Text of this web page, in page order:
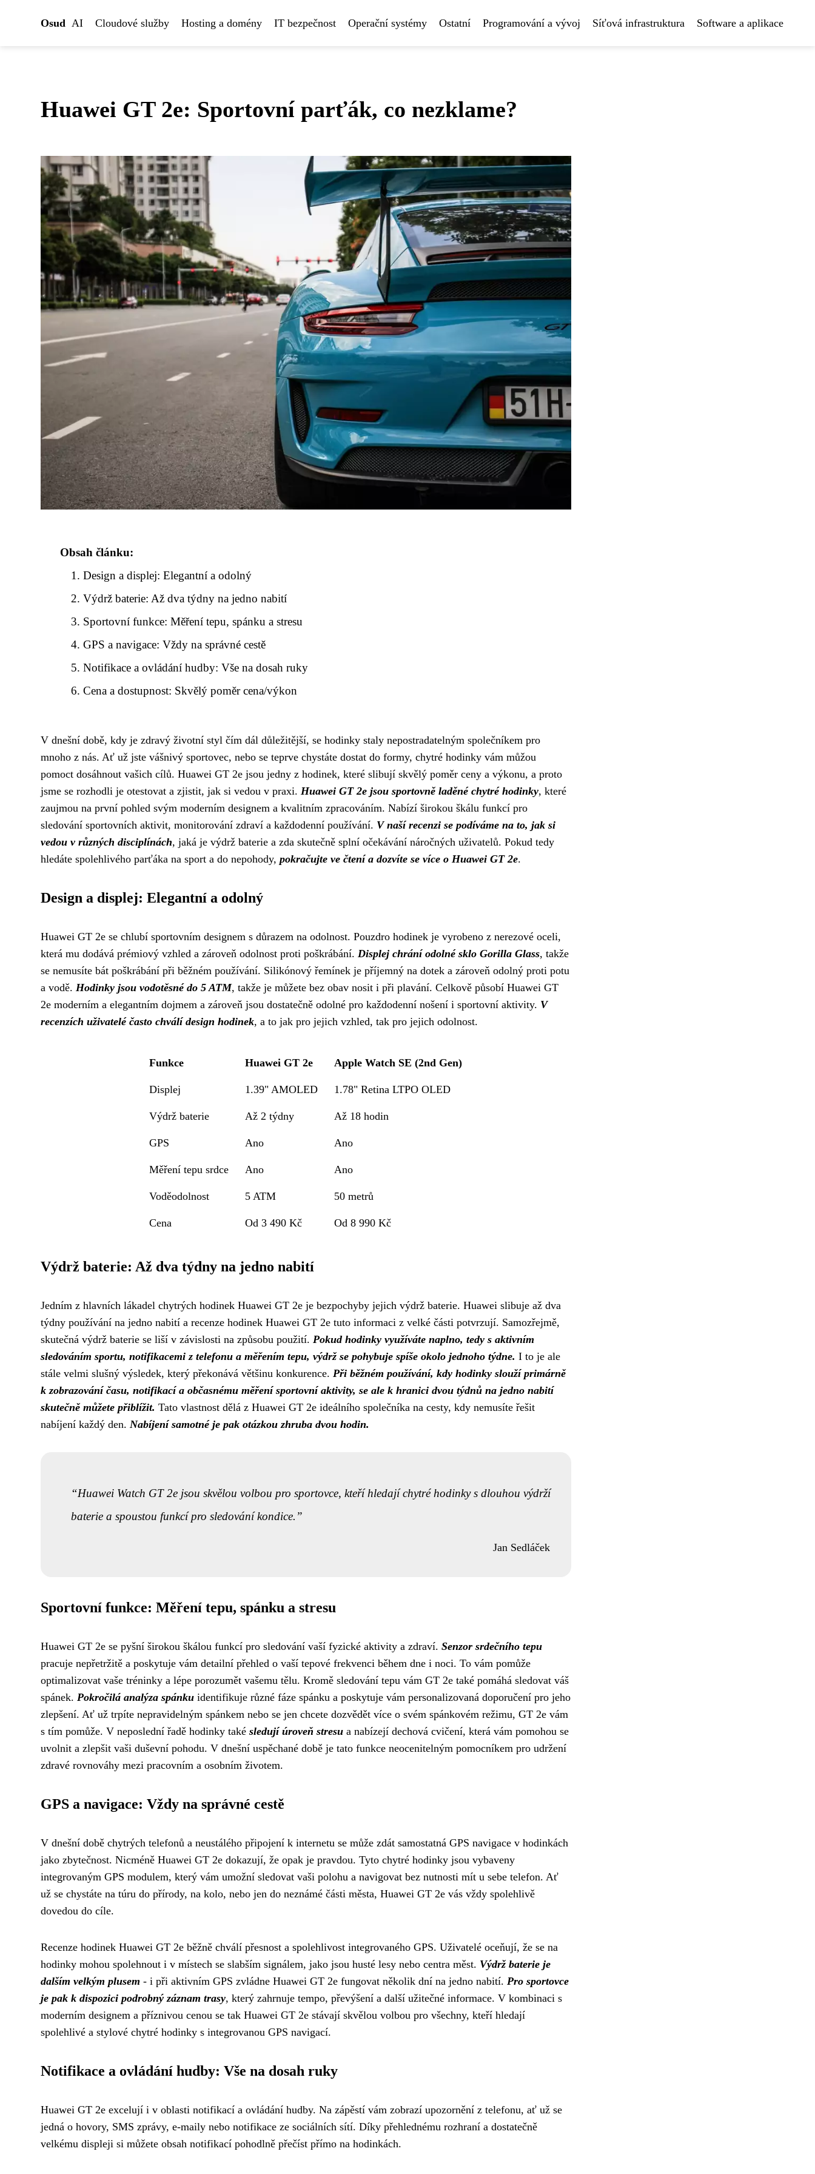
Osud AI Cloudové služby Hosting a domény IT bezpečnost Operační systémy Ostatní Programování a vývoj Síťová infrastruktura Software a aplikace
Huawei GT 2e: Sportovní parťák, co nezklame?
Obsah článku:
Design a displej: Elegantní a odolný
Výdrž baterie: Až dva týdny na jedno nabití
Sportovní funkce: Měření tepu, spánku a stresu
GPS a navigace: Vždy na správné cestě
Notifikace a ovládání hudby: Vše na dosah ruky
Cena a dostupnost: Skvělý poměr cena/výkon
V dnešní době, kdy je zdravý životní styl čím dál důležitější, se hodinky staly nepostradatelným společníkem pro
mnoho z nás. Ať už jste vášnivý sportovec, nebo se teprve chystáte dostat do formy, chytré hodinky vám můžou
pomoct dosáhnout vašich cílů. Huawei GT 2e jsou jedny z hodinek, které slibují skvělý poměr ceny a výkonu, a proto
jsme se rozhodli je otestovat a zjistit, jak si vedou v praxi. Huawei GT 2e jsou sportovně laděné chytré hodinky, které
zaujmou na první pohled svým moderním designem a kvalitním zpracováním. Nabízí širokou škálu funkcí pro
sledování sportovních aktivit, monitorování zdraví a každodenní používání. V naší recenzi se podíváme na to, jak si
vedou v různých disciplínách, jaká je výdrž baterie a zda skutečně splní očekávání náročných uživatelů. Pokud tedy
hledáte spolehlivého parťáka na sport a do nepohody, pokračujte ve čtení a dozvíte se více o Huawei GT 2e.
Design a displej: Elegantní a odolný
Huawei GT 2e se chlubí sportovním designem s důrazem na odolnost. Pouzdro hodinek je vyrobeno z nerezové oceli,
která mu dodává prémiový vzhled a zároveň odolnost proti poškrábání. Displej chrání odolné sklo Gorilla Glass, takže
se nemusíte bát poškrábání při běžném používání. Silikónový řemínek je příjemný na dotek a zároveň odolný proti potu
a vodě. Hodinky jsou vodotěsné do 5 ATM, takže je můžete bez obav nosit i při plavání. Celkově působí Huawei GT
2e moderním a elegantním dojmem a zároveň jsou dostatečně odolné pro každodenní nošení i sportovní aktivity. V
recenzích uživatelé často chválí design hodinek, a to jak pro jejich vzhled, tak pro jejich odolnost.
Funkce Huawei GT 2e Apple Watch SE (2nd Gen)
Displej 1.39" AMOLED 1.78" Retina LTPO OLED
Výdrž baterie Až 2 týdny Až 18 hodin
GPS Ano Ano
Měření tepu srdce Ano Ano
Voděodolnost 5 ATM 50 metrů
Cena Od 3 490 Kč Od 8 990 Kč
Výdrž baterie: Až dva týdny na jedno nabití
Jedním z hlavních lákadel chytrých hodinek Huawei GT 2e je bezpochyby jejich výdrž baterie. Huawei slibuje až dva
týdny používání na jedno nabití a recenze hodinek Huawei GT 2e tuto informaci z velké části potvrzují. Samozřejmě,
skutečná výdrž baterie se liší v závislosti na způsobu použití. Pokud hodinky využíváte naplno, tedy s aktivním
sledováním sportu, notifikacemi z telefonu a měřením tepu, výdrž se pohybuje spíše okolo jednoho týdne. I to je ale
stále velmi slušný výsledek, který překonává většinu konkurence. Při běžném používání, kdy hodinky slouží primárně
k zobrazování času, notifikací a občasnému měření sportovní aktivity, se ale k hranici dvou týdnů na jedno nabití
skutečně můžete přiblížit. Tato vlastnost dělá z Huawei GT 2e ideálního společníka na cesty, kdy nemusíte řešit
nabíjení každý den. Nabíjení samotné je pak otázkou zhruba dvou hodin.
Huawei Watch GT 2e jsou skvělou volbou pro sportovce, kteří hledají chytré hodinky s dlouhou výdrží
baterie a spoustou funkcí pro sledování kondice.
Jan Sedláček
Sportovní funkce: Měření tepu, spánku a stresu
Huawei GT 2e se pyšní širokou škálou funkcí pro sledování vaší fyzické aktivity a zdraví. Senzor srdečního tepu
pracuje nepřetržitě a poskytuje vám detailní přehled o vaší tepové frekvenci během dne i noci. To vám pomůže
optimalizovat vaše tréninky a lépe porozumět vašemu tělu. Kromě sledování tepu vám GT 2e také pomáhá sledovat váš
spánek. Pokročilá analýza spánku identifikuje různé fáze spánku a poskytuje vám personalizovaná doporučení pro jeho
zlepšení. Ať už trpíte nepravidelným spánkem nebo se jen chcete dozvědět více o svém spánkovém režimu, GT 2e vám
s tím pomůže. V neposlední řadě hodinky také sledují úroveň stresu a nabízejí dechová cvičení, která vám pomohou se
uvolnit a zlepšit vaši duševní pohodu. V dnešní uspěchané době je tato funkce neocenitelným pomocníkem pro udržení
zdravé rovnováhy mezi pracovním a osobním životem.
GPS a navigace: Vždy na správné cestě
V dnešní době chytrých telefonů a neustálého připojení k internetu se může zdát samostatná GPS navigace v hodinkách
jako zbytečnost. Nicméně Huawei GT 2e dokazují, že opak je pravdou. Tyto chytré hodinky jsou vybaveny
integrovaným GPS modulem, který vám umožní sledovat vaši polohu a navigovat bez nutnosti mít u sebe telefon. Ať
už se chystáte na túru do přírody, na kolo, nebo jen do neznámé části města, Huawei GT 2e vás vždy spolehlivě
dovedou do cíle.
Recenze hodinek Huawei GT 2e běžně chválí přesnost a spolehlivost integrovaného GPS. Uživatelé oceňují, že se na
hodinky mohou spolehnout i v místech se slabším signálem, jako jsou husté lesy nebo centra měst. Výdrž baterie je
dalším velkým plusem - i při aktivním GPS zvládne Huawei GT 2e fungovat několik dní na jedno nabití. Pro sportovce
je pak k dispozici podrobný záznam trasy, který zahrnuje tempo, převýšení a další užitečné informace. V kombinaci s
moderním designem a příznivou cenou se tak Huawei GT 2e stávají skvělou volbou pro všechny, kteří hledají
spolehlivé a stylové chytré hodinky s integrovanou GPS navigací.
Notifikace a ovládání hudby: Vše na dosah ruky
Huawei GT 2e excelují i v oblasti notifikací a ovládání hudby. Na zápěstí vám zobrazí upozornění z telefonu, ať už se
jedná o hovory, SMS zprávy, e-maily nebo notifikace ze sociálních sítí. Díky přehlednému rozhraní a dostatečně
velkému displeji si můžete obsah notifikací pohodlně přečíst přímo na hodinkách.